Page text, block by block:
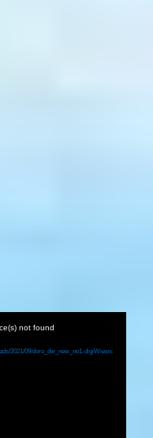
not found
2021/09/doro_dw_new_no1-digiWiesn-